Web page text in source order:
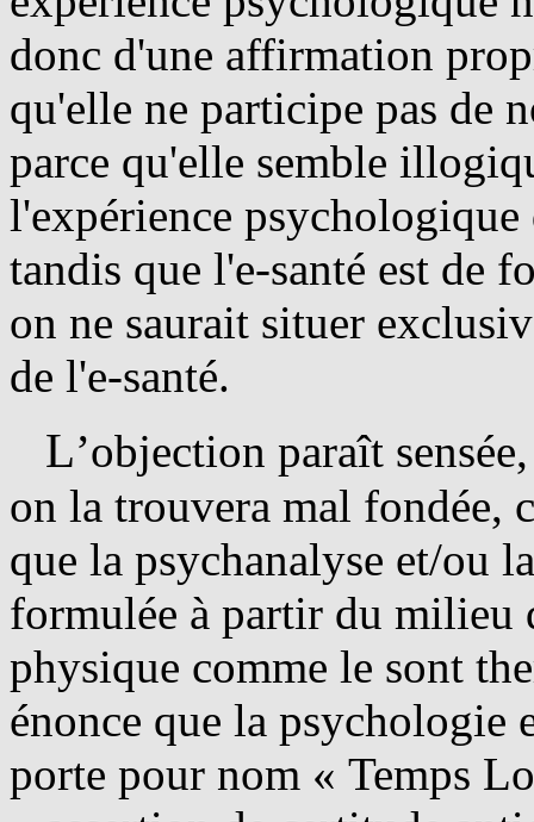
donc d'une affirmation
qu'elle ne participe pas de
parce qu'elle semble
l'expérience
tandis que l'e-santé est de
on ne saurait situer
de l'e-santé.
L’objection paraît
on la trouvera mal fondée,
que la psychanalyse et/ou
formulée à partir du milieu
physique comme le sont
énonce que la psychologie
porte pour nom « Temps